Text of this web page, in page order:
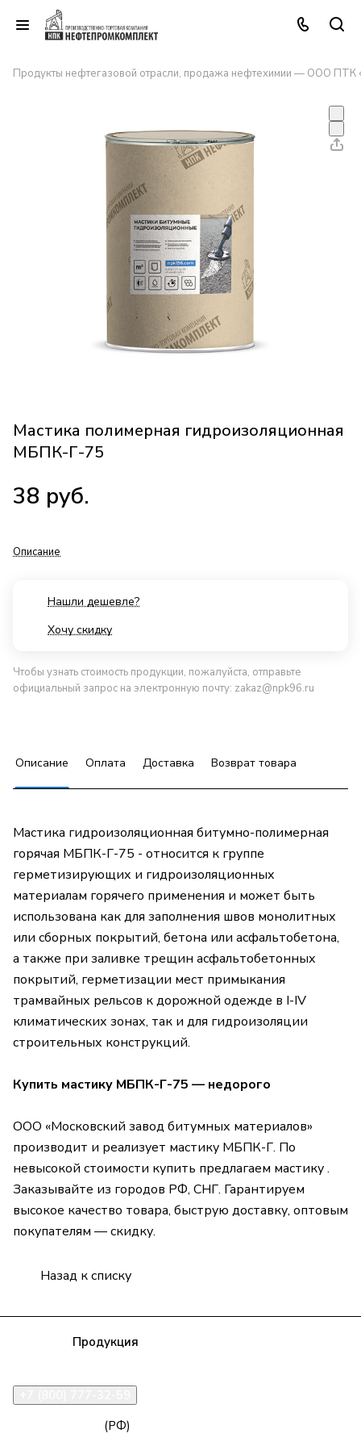
Продукты нефтегазовой отрасли, продажа нефтехимии — ООО ПТК
Мастика полимерная гидроизоляционная
МБПК-Г-75
38 руб.
Описание
Нашли дешевле?
Хочу скидку
Чтобы узнать стоимость продукции, пожалуйста, отправьте
официальный запрос на электронную почту: zakaz@npk96.ru
Описание Оплата Доставка Возврат товара
Мастика гидроизоляционная битумно-полимерная
горячая МБПК-Г-75 - относится к группе
герметизирующих и гидроизоляционных
материалам горячего применения и может быть
использована как для заполнения швов монолитных
или сборных покрытий, бетона или асфальтобетона,
а также при заливке трещин асфальтобетонных
покрытий, герметизации мест примыкания
трамвайных рельсов к дорожной одежде в I-IV
климатических зонах, так и для гидроизоляции
строительных конструкций.
Купить мастику МБПК-Г-75 — недорого
ООО «Московский завод битумных материалов»
производит и реализует мастику МБПК-Г. По
невысокой стоимости купить предлагаем мастику .
Заказывайте из городов РФ, СНГ. Гарантируем
высокое качество товара, быструю доставку, оптовым
покупателям — скидку.
Назад к списку
Продукция
(РФ)